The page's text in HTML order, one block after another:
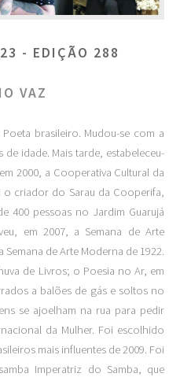
- EDIÇÃO 288
VAZ
brasileiro. Mudou-se com a
idade. Mais tarde, estabeleceu-
2000, a Cooperativa Cultural da
o criador do Sarau da Cooperifa,
400 pessoas no Jardim Guarujá
em 2007, a Semana de Arte
de Arte Moderna de 1922.
de Livros; o Poesia no Ar, em
a balões de gás e soltos no
se ajoelham na rua para pedir
da Mulher. Foi escolhido
mais influentes de 2009. Foi
Imperatriz do Samba, que